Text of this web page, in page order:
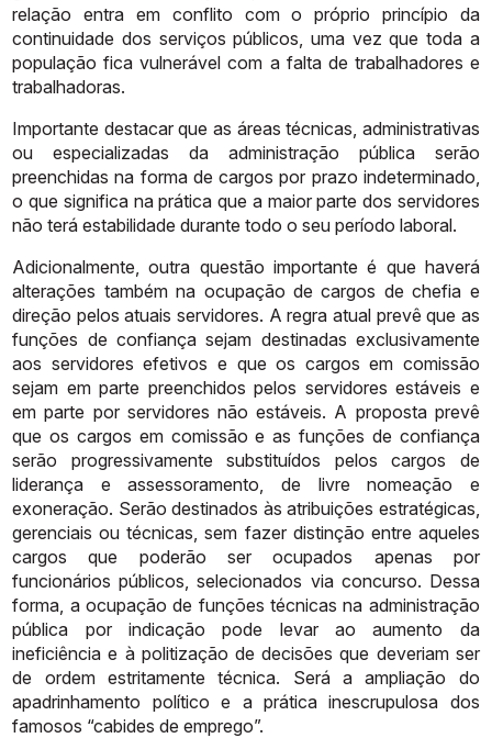
relação entra em conflito com o
próprio princípio da
continuidade dos serviços públicos, uma vez que toda a
população fica vulnerável com a falta de trabalhadores e
trabalhadoras.
Importante destacar que as áreas técnicas, administrativas
ou
especializadas da administração pública serão
preenchidas na forma de cargos por prazo indeterminado,
o que significa na prática que a maior parte dos servidores
não terá estabilidade durante todo o seu período laboral.
Adicionalmente, outra questão importante é que haverá
alterações também na ocupação de cargos de chefia e
direção pelos atuais servidores. A regra atual prevê que as
funções de confiança sejam destinadas exclusivamente
aos servidores efetivos e que os cargos em comissão
sejam em parte preenchidos pelos servidores estáveis e
em parte por servidores não estáveis. A proposta prevê
que os cargos em comissão e as funções de confiança
serão progressivamente substituídos pelos cargos de
liderança e
assessoramento, de livre nomeação e
exoneração. Serão destinados às atribuições estratégicas,
gerenciais ou técnicas, sem fazer distinção entre aqueles
cargos que poderão ser ocupados apenas por
funcionários públicos,
selecionados via concurso. Dessa
forma, a ocupação de funções técnicas na administração
pública
por indicação pode levar ao aumento
da
ineficiência e à politização de decisões que deveriam ser
de
ordem estritamente técnica. Será a ampliação do
apadrinhamento político e a prática inescrupulosa dos
famosos “cabides de emprego”.